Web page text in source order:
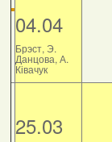
04.04
Брэст, Э.
Данцова, А.
Ківачук
25.03